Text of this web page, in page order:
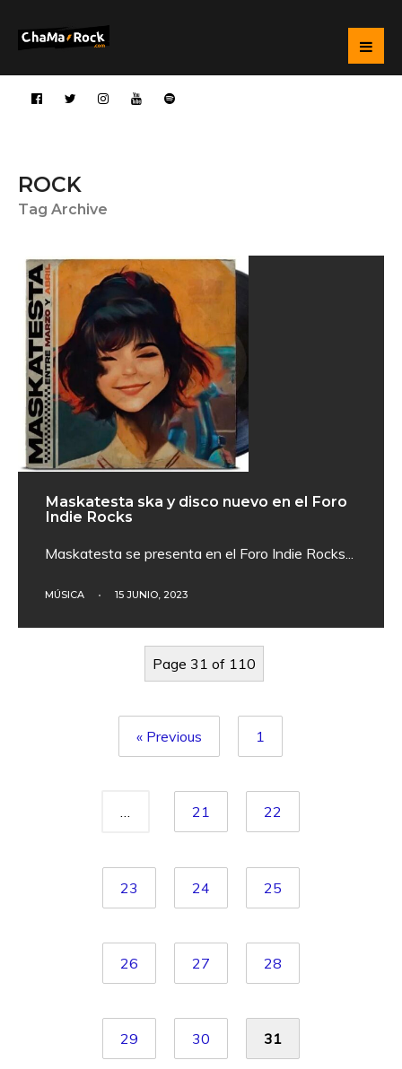
ROCK
Tag Archive
Maskatesta ska y disco nuevo en el Foro
Indie Rocks
Maskatesta se presenta en el Foro Indie Rocks...
MÚSICA • 15 JUNIO, 2023
Page 31 of 110
« Previous 1
21 22
23 24 25
26 27 28
29 30 31